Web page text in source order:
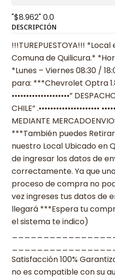
"$8.962"0.0
DESCRIPCIÓN
!!!TUREPUESTOYA!!!
Comuna de Quilicura.*
*Lunes – Viernes 08:30 /
para: ***Chevrolet Optra
••••••••••••••••••••”
CHILE” .•••••••••••••••••••••
MEDIANTE MERCADOENVIOS
***También puedes
nuestro Local Ubicado en
de ingresar los datos de
correctamente. Ya que
proceso de compra no
vez ingreses tus datos de
llegará ***Espera tu
el sistema te indico)
Satisfacción 100%
no es compatible con su